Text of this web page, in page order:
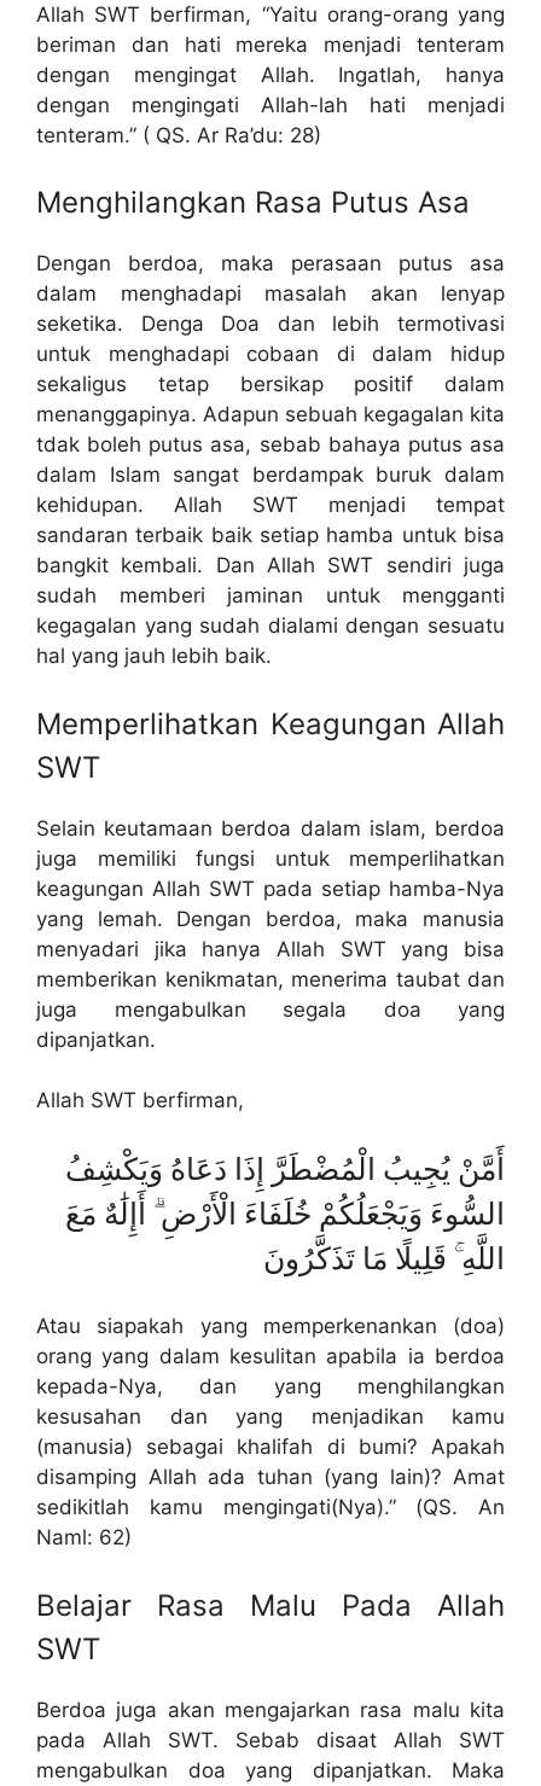
Allah SWT berfirman, “Yaitu orang-orang yang
beriman dan hati mereka menjadi tenteram
dengan mengingat Allah. Ingatlah, hanya
dengan mengingati Allah-lah hati menjadi
tenteram.” ( QS. Ar Ra’du: 28)
Menghilangkan Rasa Putus Asa
Dengan berdoa, maka perasaan putus asa
dalam menghadapi masalah akan lenyap
seketika. Denga Doa dan lebih termotivasi
untuk menghadapi cobaan di dalam hidup
sekaligus tetap bersikap positif dalam
menanggapinya. Adapun sebuah kegagalan kita
tdak boleh putus asa, sebab bahaya putus asa
dalam Islam sangat berdampak buruk dalam
kehidupan. Allah SWT menjadi tempat
sandaran terbaik baik setiap hamba untuk bisa
bangkit kembali. Dan Allah SWT sendiri juga
sudah memberi jaminan untuk mengganti
kegagalan yang sudah dialami dengan sesuatu
hal yang jauh lebih baik.
Memperlihatkan Keagungan Allah
SWT
Selain keutamaan berdoa dalam islam, berdoa
juga memiliki fungsi untuk memperlihatkan
keagungan Allah SWT pada setiap hamba-Nya
yang lemah. Dengan berdoa, maka manusia
menyadari jika hanya Allah SWT yang bisa
memberikan kenikmatan, menerima taubat dan
juga mengabulkan segala doa yang
dipanjatkan.
Allah SWT berfirman,
أَمَّنْ يُجِيبُ الْمُضْطَرَّ إِذَا دَعَاهُ وَيَكْشِفُ
السُّوءَ وَيَجْعَلُكُمْ خُلَفَاءَ الْأَرْضِ ۗ أَإِلَٰهٌ مَعَ
اللَّهِ ۚ قَلِيلًا مَا تَذَكَّرُونَ
Atau siapakah yang memperkenankan (doa)
orang yang dalam kesulitan apabila ia berdoa
kepada-Nya, dan yang menghilangkan
kesusahan dan yang menjadikan kamu
(manusia) sebagai khalifah di bumi? Apakah
disamping Allah ada tuhan (yang lain)? Amat
sedikitlah kamu mengingati(Nya).” (QS. An
Naml: 62)
Belajar Rasa Malu Pada Allah
SWT
Berdoa juga akan mengajarkan rasa malu kita
pada Allah SWT. Sebab disaat Allah SWT
mengabulkan doa yang dipanjatkan. Maka